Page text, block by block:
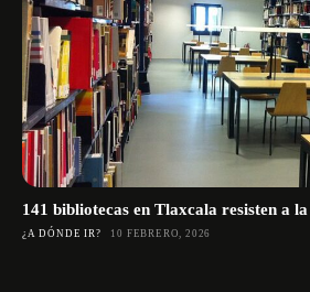
141 bibliotecas en Tlaxcala resisten a
¿A DÓNDE IR? 10 FEBRERO, 2026